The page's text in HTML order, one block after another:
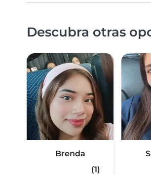
Descubra otras
Brenda
(1)